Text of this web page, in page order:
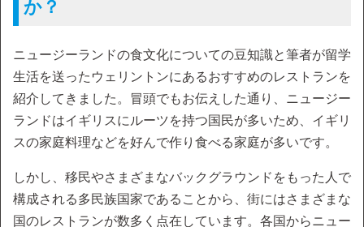
か？
ニュージーランドの食文化についての豆知識と筆者が留学
生活を送ったウェリントンにあるおすすめのレストランを
紹介してきました。冒頭でもお伝えした通り、ニュージー
ランドはイギリスにルーツを持つ国民が多いため、イギリ
スの家庭料理などを好んで作り食べる家庭が多いです。
しかし、移民やさまざまなバックグラウンドをもった人で
構成される多民族国家であることから、街にはさまざまな
国のレストランが数多く点在しています。各国からニュー